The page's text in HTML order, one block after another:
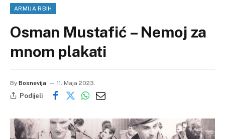
ARMIJA RBIH
Osman Mustafić – Nemoj za
mnom plakati
By Bosnevija 11. Maja 2023.
Podijeli